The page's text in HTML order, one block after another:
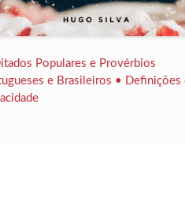
Populares e Provérbios
e Brasileiros • Definições